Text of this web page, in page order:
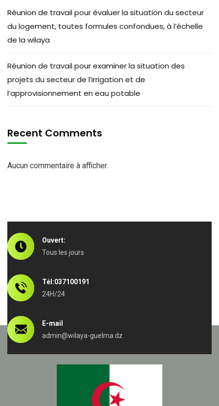
Réunion de travail pour évaluer la situation du secteur
du logement, toutes formules confondues, à l’échelle
de la wilaya
Réunion de travail pour examiner la situation des
projets du secteur de l’irrigation et de
l’approvisionnement en eau potable
Recent Comments
Aucun commentaire à afficher.
Ouvert:
Tous les jours
Tél:037100191
24H/24
E-mail
admin@wilaya-guelma.dz